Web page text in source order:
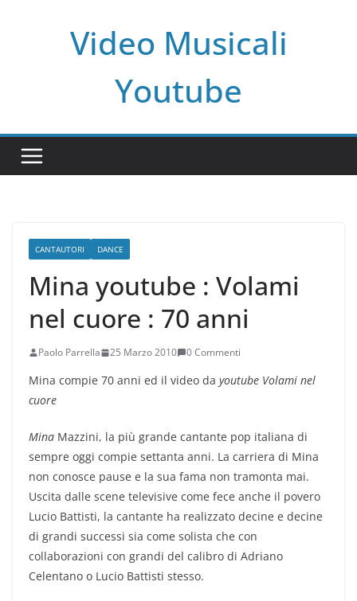
Video Musicali
Youtube
CANTAUTORI DANCE
Mina youtube : Volami
nel cuore : 70 anni
Paolo Parrella 25 Marzo 2010 0 Commenti
Mina compie 70 anni ed il video da youtube Volami nel
cuore
Mina Mazzini, la più grande cantante pop italiana di
sempre oggi compie settanta anni. La carriera di Mina
non conosce pause e la sua fama non tramonta mai.
Uscita dalle scene televisive come fece anche il povero
Lucio Battisti, la cantante ha realizzato decine e decine
di grandi successi sia come solista che con
collaborazioni con grandi del calibro di Adriano
Celentano o Lucio Battisti stesso.